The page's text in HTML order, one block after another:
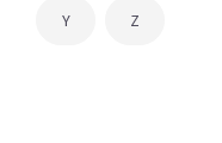
Y Z